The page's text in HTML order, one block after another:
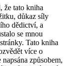
že tato kniha
důkaz síly
dědictví, a
se mnou
Tato kniha
více o
způsobem,